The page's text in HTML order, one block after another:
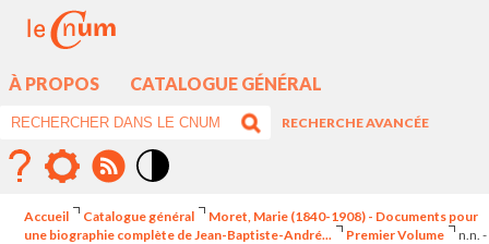
À PROPOS CATALOGUE GÉNÉRAL
RECHERCHE AVANCÉE
élévé
Accueil Catalogue général
Moret, Marie (1840-1908) - Documents pour
une biographie complète de Jean-Baptiste-André...
Premier Volume
n.n. -